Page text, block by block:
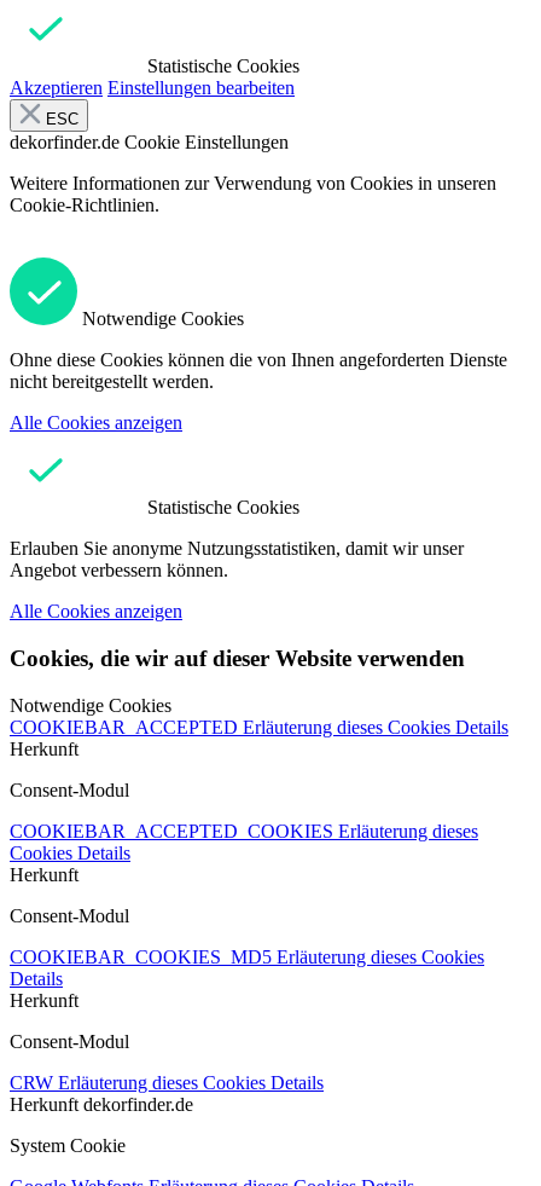
Statistische Cookies
Akzeptieren Einstellungen bearbeiten
ESC
dekorfinder.de Cookie Einstellungen
Weitere Informationen zur Verwendung von Cookies in unseren
Cookie-Richtlinien.
Notwendige Cookies
Ohne diese Cookies können die von Ihnen angeforderten Dienste
nicht bereitgestellt werden.
Alle Cookies anzeigen
Statistische Cookies
Erlauben Sie anonyme Nutzungsstatistiken, damit wir unser
Angebot verbessern können.
Alle Cookies anzeigen
Cookies, die wir auf dieser Website verwenden
Notwendige Cookies
COOKIEBAR_ACCEPTED Erläuterung dieses Cookies Details
Herkunft
Consent-Modul
COOKIEBAR_ACCEPTED_COOKIES Erläuterung dieses
Cookies Details
Herkunft
Consent-Modul
COOKIEBAR_COOKIES_MD5 Erläuterung dieses Cookies
Details
Herkunft
Consent-Modul
CRW Erläuterung dieses Cookies Details
Herkunft dekorfinder.de
System Cookie